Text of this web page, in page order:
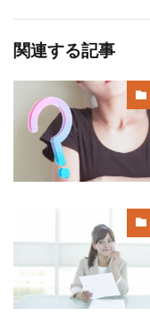
関連する記事